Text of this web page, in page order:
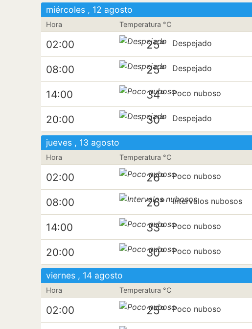
miércoles , 12 agosto
Hora Temperatura °C
02:00 25° Despejado
08:00 25° Despejado
14:00 34° Poco nuboso
20:00 30° Despejado
jueves , 13 agosto
Hora Temperatura °C
02:00 26° Poco nuboso
08:00 26° Intervalos nubosos
14:00 33° Poco nuboso
20:00 30° Poco nuboso
viernes , 14 agosto
Hora Temperatura °C
02:00 25° Poco nuboso